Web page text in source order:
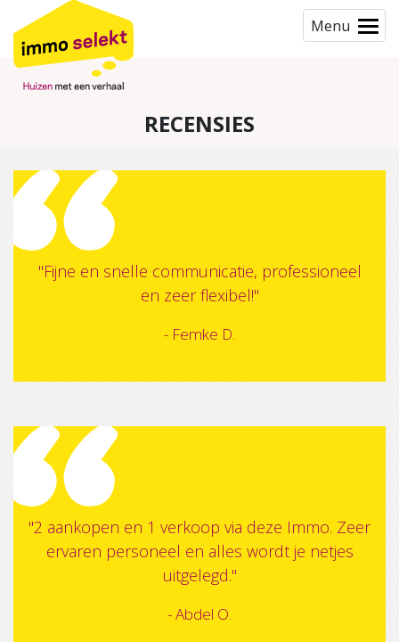
Menu
RECENSIES
"Fijne en snelle communicatie, professioneel
en zeer flexibel!"
- Femke D.
"2 aankopen en 1 verkoop via deze Immo. Zeer
ervaren personeel en alles wordt je netjes
uitgelegd."
- Abdel O.